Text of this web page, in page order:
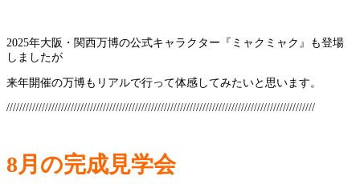
2025年大阪・関西万博の公式キャラクター『ミャクミャク』も登場
しましたが
来年開催の万博もリアルで行って体感してみたいと思います。
////////////////////////////////////////////////////////////////////////////////////////////////
8月の完成見学会